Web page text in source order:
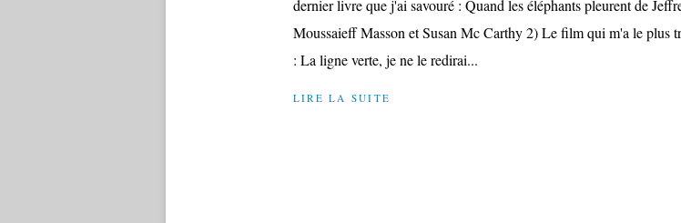
dernier livre que j'ai savouré : Quand les éléphants pleurent de
Moussaieff Masson et Susan Mc Carthy 2) Le film qui m'a le plus
: La ligne verte, je ne le redirai...
LIRE LA SUITE